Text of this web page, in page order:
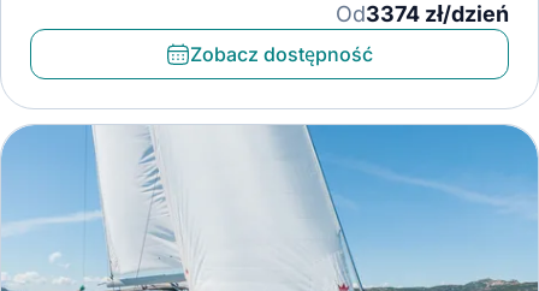
Od3374 zł/dzień
Zobacz dostępność